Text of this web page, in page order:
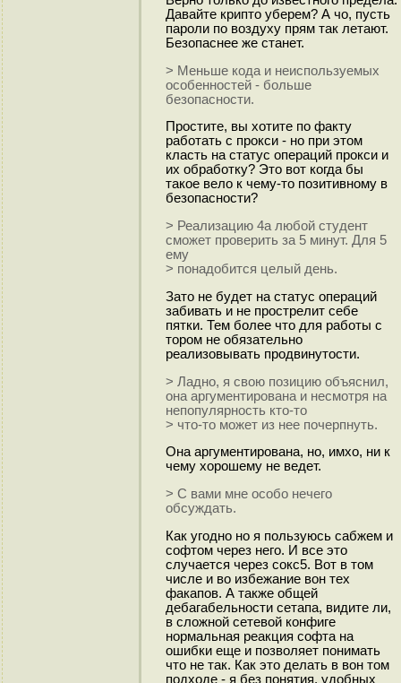
Давайте крипто уберем? А чо, пусть
пароли по воздуху прям так летают.
Безопаснее же станет.
> Меньше кода и неиспользуемых
особенностей - больше
безопасности.
Простите, вы хотите по факту
работать с прокси - но при этом
класть на статус операций прокси и
их обработку? Это вот когда бы
такое вело к чему-то позитивному в
безопасности?
> Реализацию 4а любой студент
сможет проверить за 5 минут. Для 5
ему
> понадобится целый день.
Зато не будет на статус операций
забивать и не прострелит себе
пятки. Тем более что для работы с
тором не обязательно
реализовывать продвинутости.
> Ладно, я свою позицию объяснил,
она аргументирована и несмотря на
непопулярность кто-то
> что-то может из нее почерпнуть.
Она аргументирована, но, имхо, ни к
чему хорошему не ведет.
> С вами мне особо нечего
обсуждать.
Как угодно но я пользуюсь сабжем и
софтом через него. И все это
случается через сокс5. Вот в том
числе и во избежание вон тех
факапов. А также общей
дебагабельности сетапа, видите ли,
в сложной сетевой конфиге
нормальная реакция софта на
ошибки еще и позволяет понимать
что не так. Как это делать в вон том
подходе - я без понятия, удобных